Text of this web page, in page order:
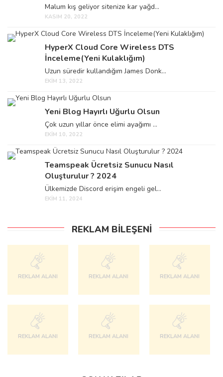
Malum kış geliyor sitenize kar yağd...
KASIM 20, 2022
HyperX Cloud Core Wireless DTS
İnceleme(Yeni Kulaklığım)
Uzun süredir kullandığım James Donk...
EKIM 13, 2022
Yeni Blog Hayırlı Uğurlu Olsun
Çok uzun yıllar önce elimi ayağımı ...
EKIM 10, 2022
Teamspeak Ücretsiz Sunucu Nasıl
Oluşturulur ? 2024
Ülkemizde Discord erişim engeli gel...
EKIM 11, 2024
REKLAM BILEŞENI
REKLAM ALANI REKLAM ALANI REKLAM ALANI
REKLAM ALANI REKLAM ALANI REKLAM ALANI